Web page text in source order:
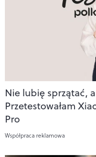
Nie lubię sprzątać,
Przetestowałam
Pro
Współpraca reklamowa